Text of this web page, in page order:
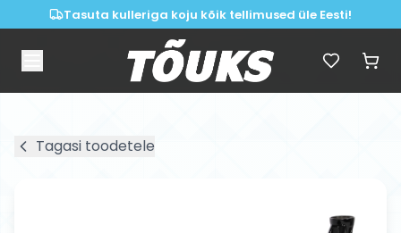
Tasuta kulleriga koju kõik tellimused üle Eesti!
Tagasi toodetele